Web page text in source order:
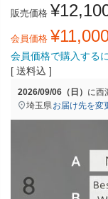
販売価格 ¥
会員価格 ¥
会員価格で購入する
送料込
2026/09/06（日） に西
埼玉県お届け先を変